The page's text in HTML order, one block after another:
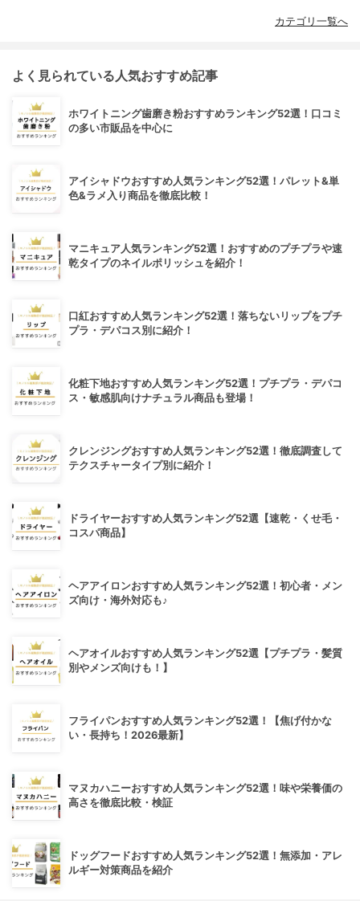
カテゴリ一覧へ
よく見られている人気おすすめ記事
ホワイトニング歯磨き粉おすすめランキング52選！口コミ
の多い市販品を中心に
アイシャドウおすすめ人気ランキング52選！パレット&単
色&ラメ入り商品を徹底比較！
マニキュア人気ランキング52選！おすすめのプチプラや速
乾タイプのネイルポリッシュを紹介！
口紅おすすめ人気ランキング52選！落ちないリップをプチ
プラ・デパコス別に紹介！
化粧下地おすすめ人気ランキング52選！プチプラ・デパコ
ス・敏感肌向けナチュラル商品も登場！
クレンジングおすすめ人気ランキング52選！徹底調査して
テクスチャータイプ別に紹介！
ドライヤーおすすめ人気ランキング52選【速乾・くせ毛・
コスパ商品】
ヘアアイロンおすすめ人気ランキング52選！初心者・メン
ズ向け・海外対応も♪
ヘアオイルおすすめ人気ランキング52選【プチプラ・髪質
別やメンズ向けも！】
フライパンおすすめ人気ランキング52選！【焦げ付かな
い・長持ち！2026最新】
マヌカハニーおすすめ人気ランキング52選！味や栄養価の
高さを徹底比較・検証
ドッグフードおすすめ人気ランキング52選！無添加・アレ
ルギー対策商品を紹介